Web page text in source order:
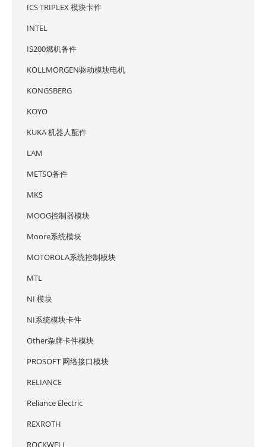
ICS TRIPLEX 模块卡件
INTEL
IS200燃机备件
KOLLMORGEN驱动模块电机
KONGSBERG
KOYO
KUKA 机器人配件
LAM
METSO备件
MKS
MOOG控制器模块
Moore系统模块
MOTOROLA系统控制模块
MTL
NI 模块
NI系统模块卡件
Other杂牌卡件模块
PROSOFT 网络接口模块
RELIANCE
Reliance Electric
REXROTH
ROCKWELL